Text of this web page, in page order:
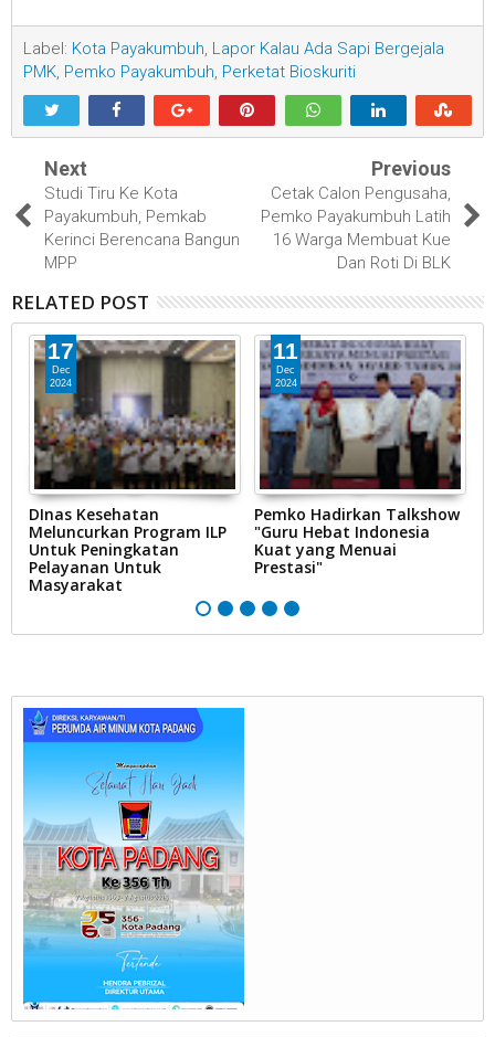
Label: Kota Payakumbuh, Lapor Kalau Ada Sapi Bergejala
PMK, Pemko Payakumbuh, Perketat Bioskuriti
Next
Studi Tiru Ke Kota
Payakumbuh, Pemkab
Kerinci Berencana Bangun
MPP
Previous
Cetak Calon Pengusaha,
Pemko Payakumbuh Latih
16 Warga Membuat Kue
Dan Roti Di BLK
RELATED POST
17
Dec
2024
DInas Kesehatan
Meluncurkan Program ILP
Untuk Peningkatan
Pelayanan Untuk
Masyarakat
11
Dec
2024
Pemko Hadirkan Talkshow
"Guru Hebat Indonesia
Kuat yang Menuai
Prestasi"